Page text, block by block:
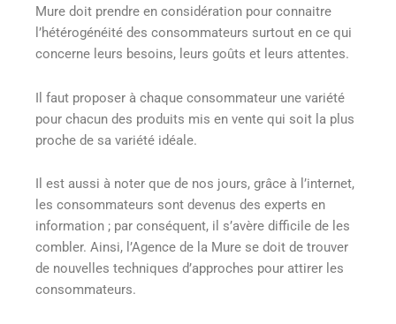
Mure doit prendre en considération pour connaitre
l’hétérogénéité des consommateurs surtout en ce qui
concerne leurs besoins, leurs goûts et leurs attentes.
Il faut proposer à chaque consommateur une variété
pour chacun des produits mis en vente qui soit la plus
proche de sa variété idéale.
Il est aussi à noter que de nos jours, grâce à l’internet,
les consommateurs sont devenus des experts en
information ; par conséquent, il s’avère difficile de les
combler. Ainsi, l’Agence de la Mure se doit de trouver
de nouvelles techniques d’approches pour attirer les
consommateurs.